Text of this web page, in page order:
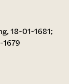
18-01-1681;